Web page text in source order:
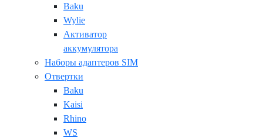
Baku
Wylie
Активатор
аккумулятора
Наборы адаптеров SIM
Отвертки
Baku
Kaisi
Rhino
WS